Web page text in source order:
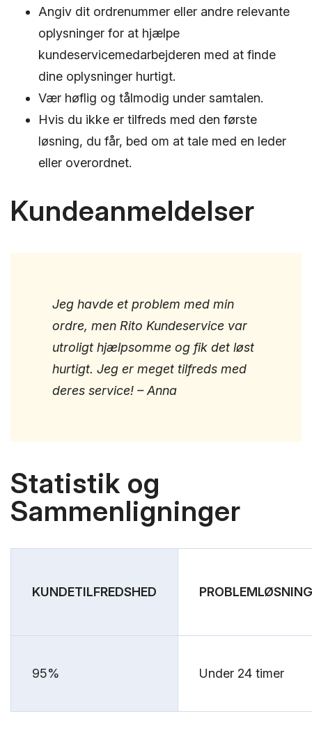
Angiv dit ordrenummer eller andre relevante
oplysninger for at hjælpe
kundeservicemedarbejderen med at finde
dine oplysninger hurtigt.
Vær høflig og tålmodig under samtalen.
Hvis du ikke er tilfreds med den første
løsning, du får, bed om at tale med en leder
eller overordnet.
Kundeanmeldelser
Jeg havde et problem med min
ordre, men Rito Kundeservice var
utroligt hjælpsomme og fik det løst
hurtigt. Jeg er meget tilfreds med
deres service! – Anna
Statistik og
Sammenligninger
KUNDETILFREDSHED
95% Under 24 timer